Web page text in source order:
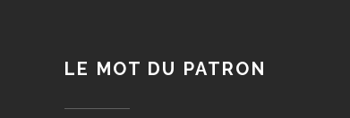
LE MOT DU PATRON